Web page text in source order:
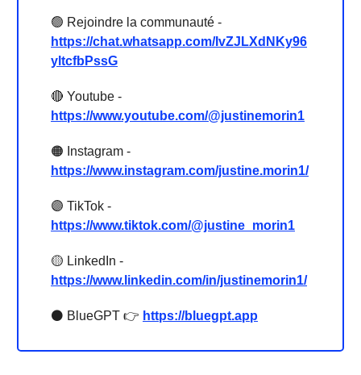
🟢 Rejoindre la communauté -
https://chat.whatsapp.com/IvZJLXdNKy96
yltcfbPssG
🔴 Youtube -
https://www.youtube.com/@justinemorin1
🟠 Instagram -
https://www.instagram.com/justine.morin1/
🟣 TikTok -
https://www.tiktok.com/@justine_morin1
🟡 LinkedIn -
https://www.linkedin.com/in/justinemorin1/
⚫️ BlueGPT 👉 https://bluegpt.app